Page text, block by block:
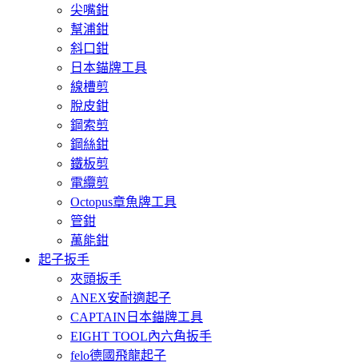
尖嘴鉗
幫浦鉗
斜口鉗
日本錨牌工具
線槽剪
脫皮鉗
鋼索剪
鋼絲鉗
鐵板剪
電纜剪
Octopus章魚牌工具
管鉗
萬能鉗
起子扳手
夾頭扳手
ANEX安耐適起子
CAPTAIN日本錨牌工具
EIGHT TOOL內六角扳手
felo德國飛龍起子